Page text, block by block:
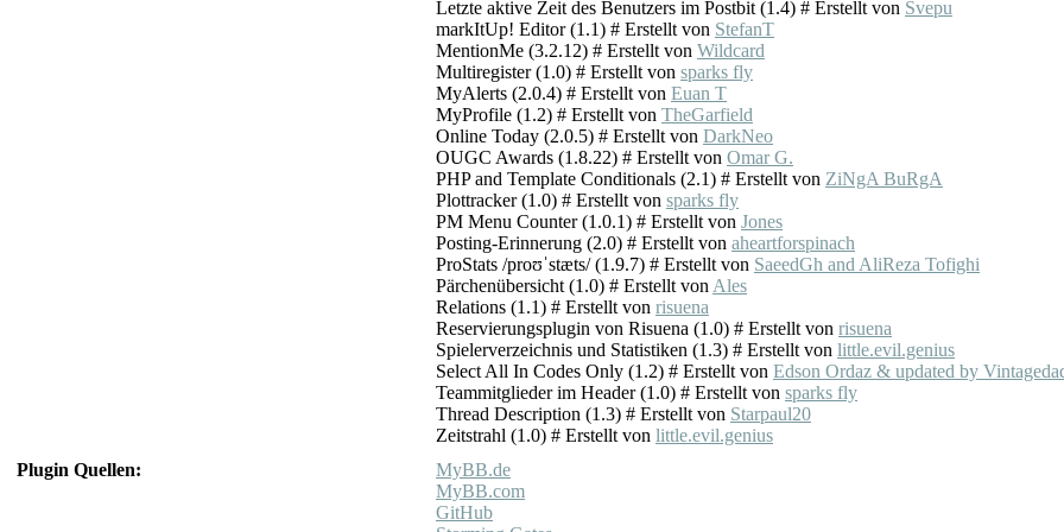
Letzte aktive Zeit des Benutzers im Postbit (1.4) # Erstellt von Svepu
markItUp! Editor (1.1) # Erstellt von StefanT
MentionMe (3.2.12) # Erstellt von Wildcard
Multiregister (1.0) # Erstellt von sparks fly
MyAlerts (2.0.4) # Erstellt von Euan T
MyProfile (1.2) # Erstellt von TheGarfield
Online Today (2.0.5) # Erstellt von DarkNeo
OUGC Awards (1.8.22) # Erstellt von Omar G.
PHP and Template Conditionals (2.1) # Erstellt von ZiNgA BuRgA
Plottracker (1.0) # Erstellt von sparks fly
PM Menu Counter (1.0.1) # Erstellt von Jones
Posting-Erinnerung (2.0) # Erstellt von aheartforspinach
ProStats /proʊˈstæts/ (1.9.7) # Erstellt von SaeedGh and AliReza Tofighi
Pärchenübersicht (1.0) # Erstellt von Ales
Relations (1.1) # Erstellt von risuena
Reservierungsplugin von Risuena (1.0) # Erstellt von risuena
Spielerverzeichnis und Statistiken (1.3) # Erstellt von little.evil.genius
Select All In Codes Only (1.2) # Erstellt von Edson Ordaz & updated by
Teammitglieder im Header (1.0) # Erstellt von sparks fly
Thread Description (1.3) # Erstellt von Starpaul20
Zeitstrahl (1.0) # Erstellt von little.evil.genius
Plugin Quellen:
MyBB.de
MyBB.com
GitHub